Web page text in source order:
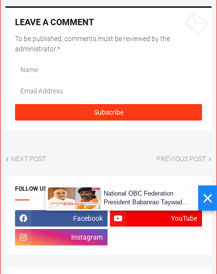
LEAVE A COMMENT
To be published, comments must be reviewed by the
administrator.*
NEXT POST PREVIOUS POST
FOLLOW US
Facebook YouTube
Instagram
×
National OBC Federation
President Babanrao Taywade
Claims Only 27 Kunbi
Certificates Issued in
Marathwada After September 2
GR; Alarming News for Mano